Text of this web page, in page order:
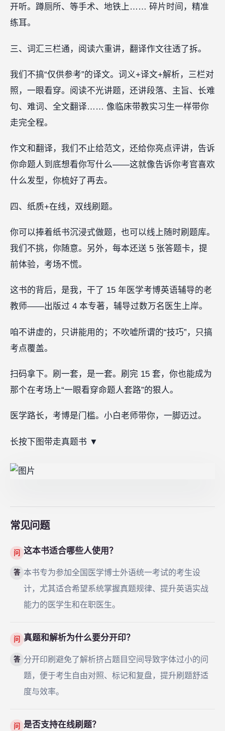
开听。蹲厕所、等手术、地铁上…… 碎片时间，精准
练耳。
三、词汇三栏通，阅读六重讲，翻译作文往透了拆。
我们不搞“仅供参考”的译文。词义+译文+解析，三栏对
照，一眼看穿。阅读不光讲题，还讲段落、主旨、长难
句、难词、全文翻译…… 像临床带教实习生一样带你
走完全程。
作文和翻译，我们不止给范文，还给你亮点评讲，告诉
你命题人到底想看你写什么——这就像告诉你考官喜欢
什么发型，你梳好了再去。
四、纸质+在线，双线刷题。
你可以捧着纸书沉浸式做题，也可以线上随时刷题库。
我们不挑，你随意。另外，每本还送 5 张答题卡，提
前体验，考场不慌。
这书的背后，是我，干了 15 年医学考博英语辅导的老
教师——出版过 4 本专著，辅导过数万名医生上岸。
咱不讲虚的，只讲能用的；不吹嘘所谓的“技巧”，只搞
考点覆盖。
扫码拿下。刷一套，是一套。刷完 15 套，你也能成为
那个在考场上“一眼看穿命题人套路”的狠人。
医学路长，考博是门槛。小白老师带你，一脚迈过。
长按下图带走真题书 ▼
常见问题
问 这本书适合哪些人使用？
答 本书专为参加全国医学博士外语统一考试的考生设
计，尤其适合希望系统掌握真题规律、提升英语实战
能力的医学生和在职医生。
问 真题和解析为什么要分开印？
答 分开印刷避免了解析挤占题目空间导致字体过小的问
题，便于考生自由对照、标记和复盘，提升刷题舒适
度与效率。
问 是否支持在线刷题？